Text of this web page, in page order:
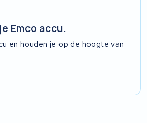
Emco accu.
en houden je op de hoogte van